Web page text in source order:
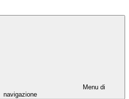
Menu di
navigazione